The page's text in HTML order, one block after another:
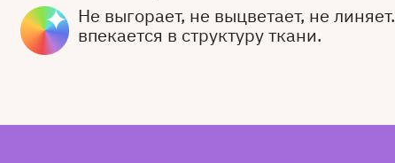
Не выгорает, не выцветает, не
впекается в структуру ткани.